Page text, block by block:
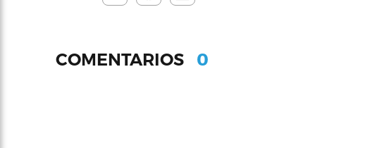
COMENTARIOS 0